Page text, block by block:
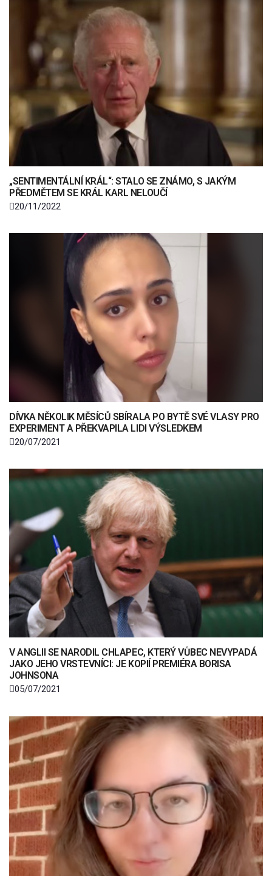
„SENTIMENTÁLNÍ KRÁL“: STALO SE ZNÁMO, S JAKÝM
PŘEDMĚTEM SE KRÁL KARL NELOUČÍ
20/11/2022
DÍVKA NĚKOLIK MĚSÍCŮ SBÍRALA PO BYTĚ SVÉ VLASY PRO
EXPERIMENT A PŘEKVAPILA LIDI VÝSLEDKEM
20/07/2021
V ANGLII SE NARODIL CHLAPEC, KTERÝ VŮBEC NEVYPADÁ
JAKO JEHO VRSTEVNÍCI: JE KOPIÍ PREMIÉRA BORISA
JOHNSONA
05/07/2021